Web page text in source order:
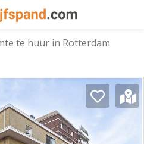
te huur in Rotterdam